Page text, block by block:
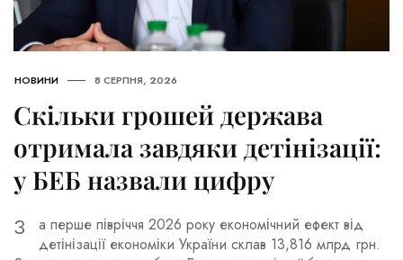
НОВИНИ 8 СЕРПНЯ, 2026
Скільки грошей держава
отримала завдяки детінізації:
у БЕБ назвали цифру
За перше півріччя 2026 року економічний ефект від
детінізації економіки України склав 13,816 млрд грн.